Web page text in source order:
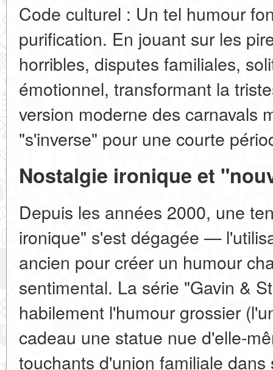
Code culturel : Un tel humour
purification. En jouant sur les
horribles, disputes familiales,
émotionnel, transformant la
version moderne des carnavals
"s'inverse" pour une courte
Nostalgie ironique et
Depuis les années 2000, une
ironique" s'est dégagée —
ancien pour créer un humour
sentimental. La série "Gavin &
habilement l'humour grossier
cadeau une statue nue d'elle-
touchants d'union familiale